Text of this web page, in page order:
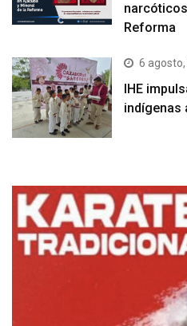
Reforma
6
IHE
indígenas